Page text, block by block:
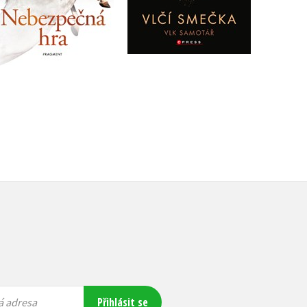
Do košíku
299 Kč
239 Kč
Do košíku
299 Kč
239 Kč
adresa Přihlásit se